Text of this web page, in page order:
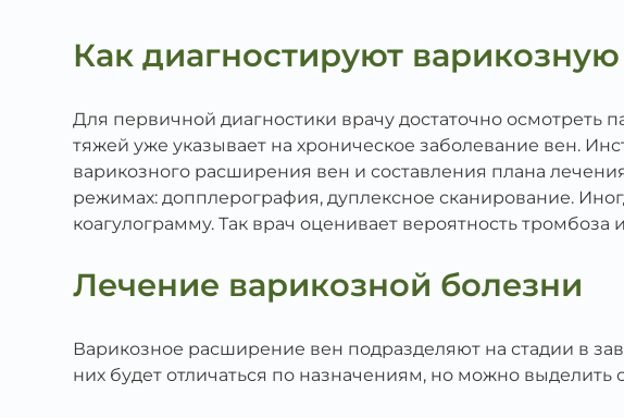
Как диагностируют
Для первичной диагностики врачу достаточно осмотреть
тяжей уже указывает на хроническое заболевание вен.
варикозного расширения вен и составления плана
режимах: допплерография, дуплексное сканирование.
коагулограмму. Так врач оценивает вероятность тромбоза
Лечение варикозной болезни
Варикозное расширение вен подразделяют на стадии в
них будет отличаться по назначениям, но можно выделить